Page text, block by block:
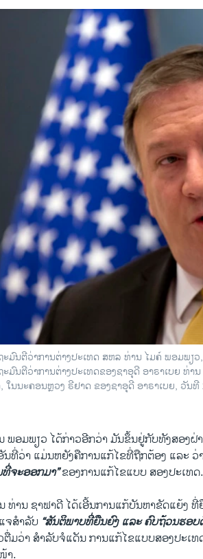
ະມົນຕີວ່າການຕ່າງປະເທດ ສຫລ ທ່ານ ໄມຄ໌ ພອມພຽ
ະມົນຕີວ່າການຕ່າງປະເທດຂອງຊາອຸດີ ອາຣາເບຍ ທ່
ໃນນະຄອນຫຼວງ ຣີຢາດ ຂອງຊາອຸດີ ອາຣາເບຍ, ວັນທີ
ພອມພຽວ ໄດ້ກ່າວອີກວ່າ ມັນຂຶ້ນຢູ່ກັບທັງສອງ
ນທີ່ວ່າ ແມ່ນຫຍັງຄືການແກ້ໄຂທີ່ຖືກຕ້ອງ ແລະ ວ່
ທີ່ຈະອອກມາ”ຂອງການແກ້ໄຂແບບ ສອງປະເທດ.
ທ່ານ ຊາຟາດີ ໄດ້ເອີ້ນການແກ້ບັນຫາຂັດແຍ້ງ
ຈສຳລັບ “ສັນຕິພາບທີ່ຍືນຍົງ ແລະ ຄົບຖ້ວນຮອບ
ຕື່ມວ່າ ສຳລັບຈໍແດັນ ການແກ້ໄຂແບບສອງປະເທ
າ.